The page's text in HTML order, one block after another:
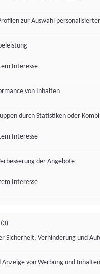
zur Auswahl
Interesse
von Inhalten
durch Statistiken oder
Interesse
der Angebote
Interesse
(3)
Sicherheit, Verhinderung und
von Werbung und Inhalten